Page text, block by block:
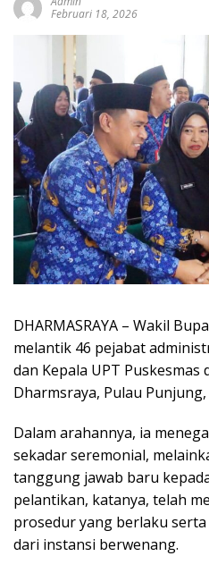
sumbar
Februari 18, 2026
DHARMASRAYA – Wakil
melantik 46 pejabat
dan Kepala UPT
Dharmsraya, Pulau
Dalam arahannya, ia
sekadar seremonial,
tanggung jawab baru
pelantikan, katanya, telah
prosedur yang berlaku
dari instansi berwenang.